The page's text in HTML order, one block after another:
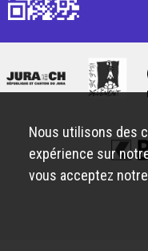
Nous utilisons des
expérience sur
vous acceptez